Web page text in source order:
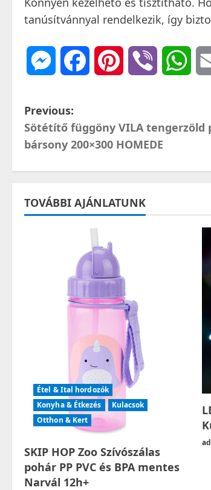
tanúsítvánnyal rendelkezik, így
MessengerFacebookPinterest Viber
P
o
s
n
o
n
Previous:
Sötétítő függöny VILA tengerzöld
bársony 200×300 HOMEDE
TOVÁBBI AJÁNLATUNK
Étel & Ital hordozók
Konyha & Étkezés
Kulacsok
Otthon & Kert
SKIP HOP Zoo Szívószálas
pohár PP PVC és BPA mentes
Narvál 12h+